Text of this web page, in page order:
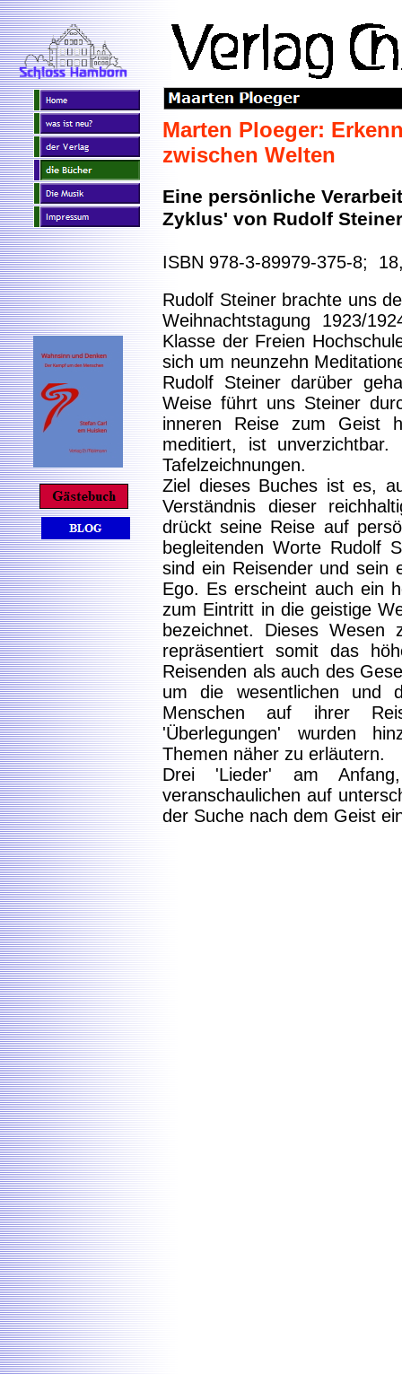
Marten Ploeger:
zwischen Welten
Eine persönliche
Zyklus' von Rudolf Steiner
ISBN 978-3-89979-375-8;
Rudolf Steiner brachte uns
Weihnachtstagung 1923/
Klasse der Freien
sich um neunzehn
Rudolf Steiner darüber
Weise führt uns Steiner
inneren Reise zum Geist
meditiert, ist
Tafelzeichnungen.
Ziel dieses Buches ist es,
Verständnis dieser
drückt seine Reise auf
begleitenden Worte Rudolf
sind ein Reisender und sein
Ego. Es erscheint auch ein
zum Eintritt in die geistige
bezeichnet. Dieses
repräsentiert somit das
Reisenden als auch des
um die wesentlichen und
Menschen auf ihrer
'Überlegungen' wurden
Themen näher zu erläutern.
Drei 'Lieder' am
veranschaulichen auf
der Suche nach dem Geist